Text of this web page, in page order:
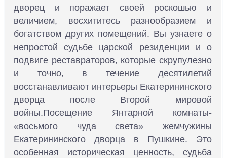
дворец и поражает своей роскошью и
величием, восхититесь разнообразием и
богатством других помещений. Вы узнаете о
непростой судьбе царской резиденции и о
подвиге реставраторов, которые скрупулезно
и точно, в течение десятилетий
восстанавливают интерьеры Екатерининского
дворца после Второй мировой
войны.Посещение Янтарной комнаты-
«восьмого чуда света» жемчужины
Екатерининского дворца в Пушкине. Это
особенная историческая ценность, судьба